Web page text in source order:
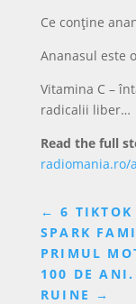
Ce conține
Ananasul este
Vitamina C –
radicalii liber…
Read the full
radiomania.ro/
←6 TIKTOK
SPARK
PRIMUL
100 DE
RUINE →